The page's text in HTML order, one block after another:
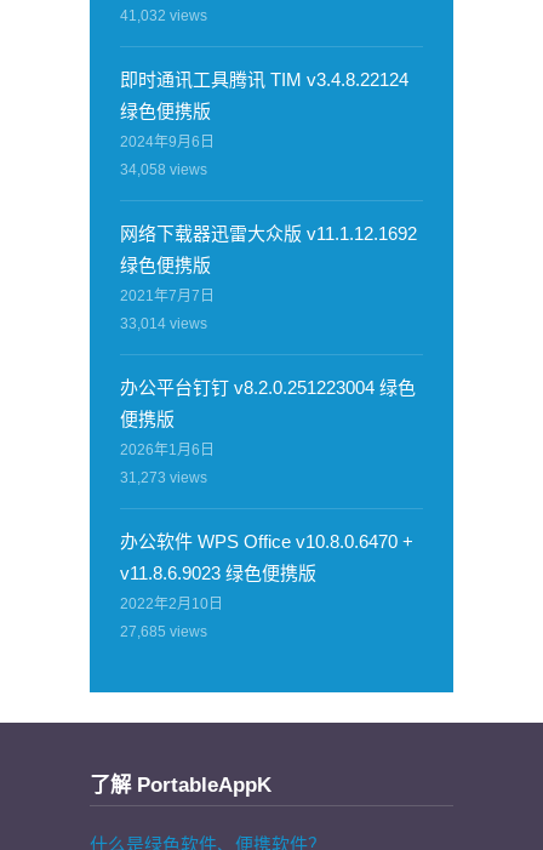
41,032 views
即时通讯工具腾讯 TIM v3.4.8.22124
绿色便携版
2024年9月6日
34,058 views
网络下载器迅雷大众版 v11.1.12.1692
绿色便携版
2021年7月7日
33,014 views
办公平台钉钉 v8.2.0.251223004 绿色
便携版
2026年1月6日
31,273 views
办公软件 WPS Office v10.8.0.6470 +
v11.8.6.9023 绿色便携版
2022年2月10日
27,685 views
了解 PortableAppK
什么是绿色软件、便携软件？